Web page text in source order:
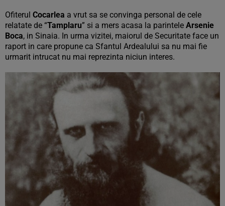
Ofiterul Cocarlea a vrut sa se convinga personal de cele
relatate de “Tamplaru” si a mers acasa la parintele Arsenie
Boca, in Sinaia. In urma vizitei, maiorul de Securitate face un
raport in care propune ca Sfantul Ardealului sa nu mai fie
urmarit intrucat nu mai reprezinta niciun interes.